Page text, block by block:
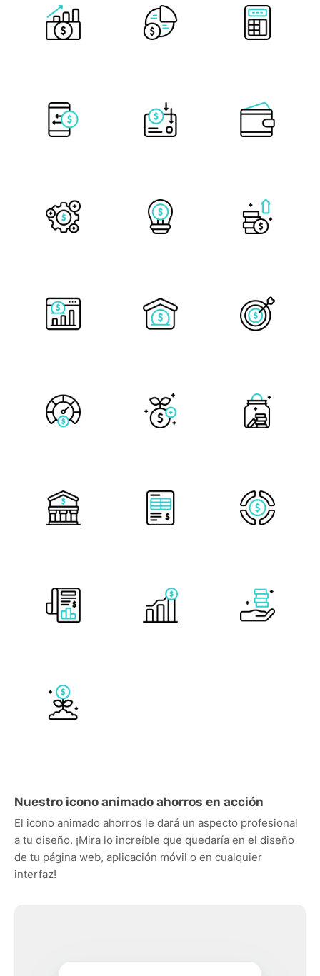
Nuestro icono animado ahorros en acción
El icono animado ahorros le dará un aspecto profesional
a tu diseño. ¡Mira lo increíble que quedaría en el diseño
de tu página web, aplicación móvil o en cualquier
interfaz!